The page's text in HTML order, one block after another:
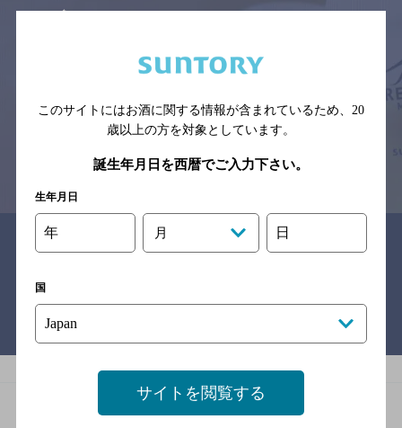
サイトマップ
念のためお店にご確認の上ご来店くださいますようお願い申し上げま
す。
情報提供：ぐるなび
関連リンク
このサイトにはお酒に関する情報が含まれているため、 20
歳以上の方を対象としています。
誕生年月日を西暦でご入力下さい。
生年月日
年 月 日
国
サイトを閲覧する